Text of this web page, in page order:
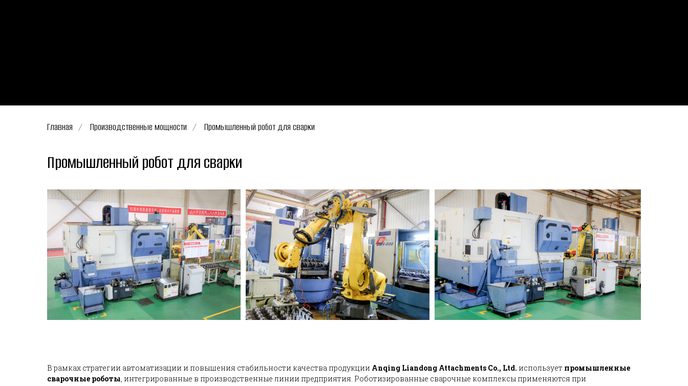
Главная / Производственные мощности / Промышленный робот для сварки
Промышленный робот для сварки
В рамках стратегии автоматизации и повышения стабильности качества продукции Anqing Liandong Attachments Co., Ltd. использует промышленные
сварочные роботы, интегрированные в производственные линии предприятия. Роботизированные сварочные комплексы применяются при